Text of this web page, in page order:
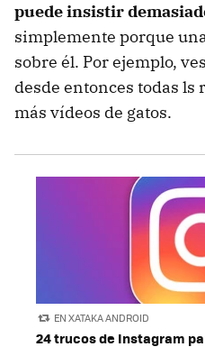
puede insistir
simplemente porque
sobre él. Por ejemplo,
desde entonces todas ls
más vídeos de gatos.
EN XATAKA ANDROID
24 trucos de Instagram